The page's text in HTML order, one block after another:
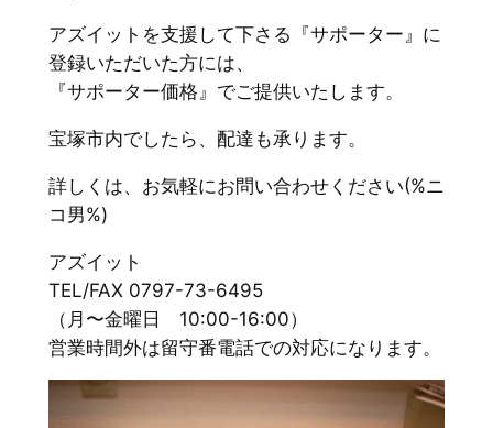
アズイットを支援して下さる『サポーター』に
登録いただいた方には、
『サポーター価格』でご提供いたします。
宝塚市内でしたら、配達も承ります。
詳しくは、お気軽にお問い合わせください(%ニ
コ男%)
アズイット
TEL/FAX 0797-73-6495
（月〜金曜日 10:00-16:00）
営業時間外は留守番電話での対応になります。